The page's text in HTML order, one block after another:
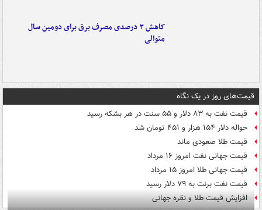
کاهش ۳ درصدی مصرف برق برای دومین سال
متوالی
قیمت‌های روز در یک نگاه
قیمت نفت به ۸۳ دلار و ۵۵ سنت در هر بشکه رسید
حواله دلار ۱۵۴ هزار و ۴۵۱ تومان شد
قیمت طلا صعودی ماند
قیمت جهانی نفت امروز ۱۶ مرداد
قیمت جهانی طلا امروز ۱۵ مرداد
قیمت نفت برنت به ۷۹ دلار رسید
افزایش قیمت طلا و نقره جهانی